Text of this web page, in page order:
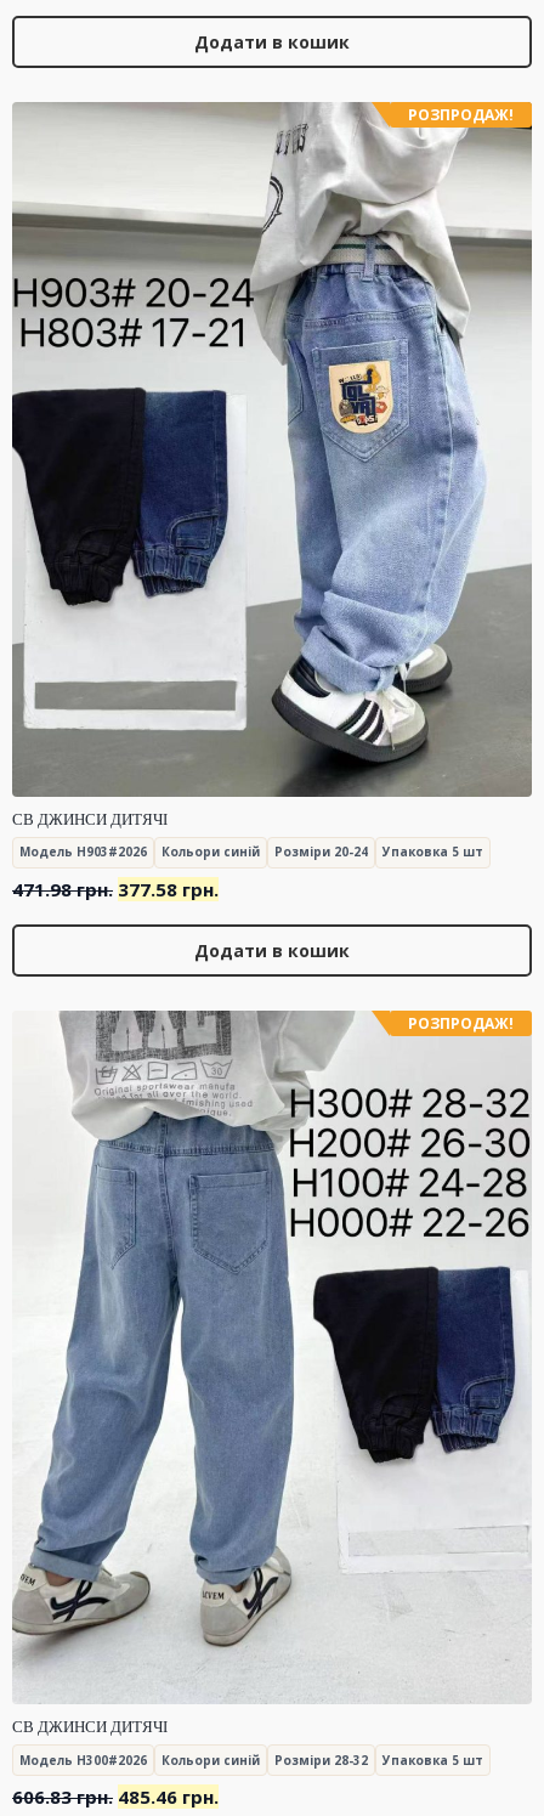
471.98 грн.. 377.58 грн..
Додати в кошик
РОЗПРОДАЖ!
СВ ДЖИНСИ ДИТЯЧІ
Модель H903#2026 Кольори синій Розміри 20-24 Упаковка 5 шт
471.98грн. Оригінальна
471.98 грн..
377.58 грн.
Додати в кошик
РОЗПРОДАЖ!
СВ ДЖИНСИ ДИТЯЧІ
Модель H300#2026 Кольори синій Розміри 28-32 Упаковка 5 шт
606.83грн. Оригінальна
485.46 грн.Поточна